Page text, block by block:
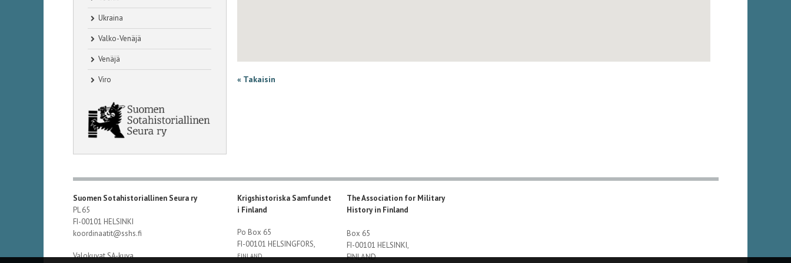
Ukraina
Valko-Venäjä
Venäjä
Viro « Takaisin
Suomen Sotahistoriallinen Seura ry
PL 65
FI-00101 HELSINKI
koordinaatit@sshs.fi
Valokuvat SA-kuva
Krigshistoriska Samfundet
i Finland
Po Box 65
FI-00101 HELSINGFORS,
FINLAND
The Association for Military
History in Finland
Box 65
FI-00101 HELSINKI,
FINLAND